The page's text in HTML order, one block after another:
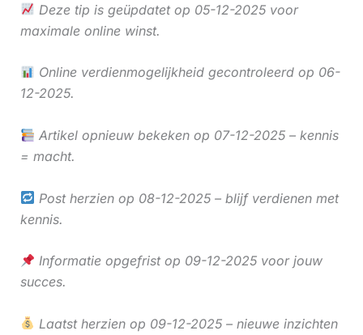
Deze tip is geüpdatet op 05-12-2025 voor
maximale online winst.
Online verdienmogelijkheid gecontroleerd op 06-
12-2025.
Artikel opnieuw bekeken op 07-12-2025 – kennis
= macht.
Post herzien op 08-12-2025 – blijf verdienen met
kennis.
Informatie opgefrist op 09-12-2025 voor jouw
succes.
Laatst herzien op 09-12-2025 – nieuwe inzichten